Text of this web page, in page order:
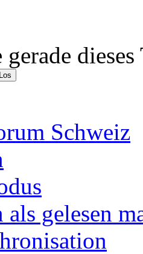
Schweiz
gelesen